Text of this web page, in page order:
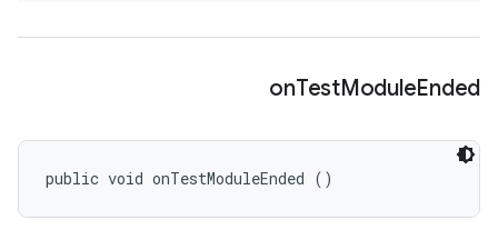
onTestModuleEnded
public void onTestModuleEnded ()